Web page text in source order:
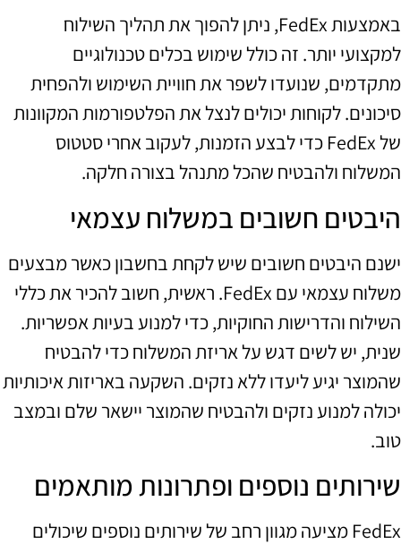
באמצעות FedEx, ניתן להפוך את תהליך השילוח
למקצועי יותר. זה כולל שימוש בכלים טכנולוגיים
מתקדמים, שנועדו לשפר את חוויית השימוש ולהפחית
סיכונים. לקוחות יכולים לנצל את הפלטפורמות המקוונות
של FedEx כדי לבצע הזמנות, לעקוב אחרי סטטוס
המשלוח ולהבטיח שהכל מתנהל בצורה חלקה.
היבטים חשובים במשלוח עצמאי
ישנם היבטים חשובים שיש לקחת בחשבון כאשר מבצעים
משלוח עצמאי עם FedEx. ראשית, חשוב להכיר את כללי
השילוח והדרישות החוקיות, כדי למנוע בעיות אפשריות.
שנית, יש לשים דגש על אריזת המשלוח כדי להבטיח
שהמוצר יגיע ליעדו ללא נזקים. השקעה באריזות איכותיות
יכולה למנוע נזקים ולהבטיח שהמוצר יישאר שלם ובמצב
טוב.
שירותים נוספים ופתרונות מותאמים
FedEx מציעה מגוון רחב של שירותים נוספים שיכולים